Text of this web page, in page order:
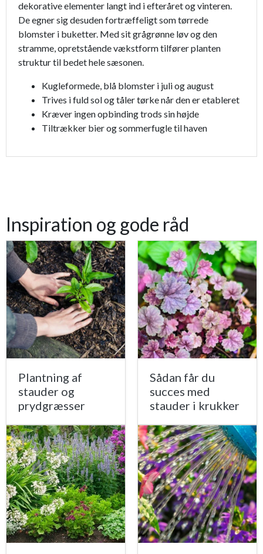
dekorative elementer langt ind i efteråret og vinteren.
De egner sig desuden fortræffeligt som tørrede
blomster i buketter. Med sit grågrønne løv og den
stramme, opretstående vækstform tilfører planten
struktur til bedet hele sæsonen.
Kugleformede, blå blomster i juli og august
Trives i fuld sol og tåler tørke når den er etableret
Kræver ingen opbinding trods sin højde
Tiltrækker bier og sommerfugle til haven
Inspiration og gode råd
Plantning af
stauder og
prydgræsser
Sådan får du
succes med
stauder i krukker